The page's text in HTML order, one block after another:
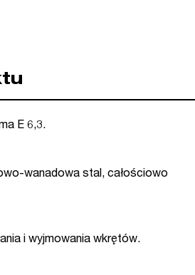
E 6,3.
wanadowa stal, całościowo
i wyjmowania wkrętów.